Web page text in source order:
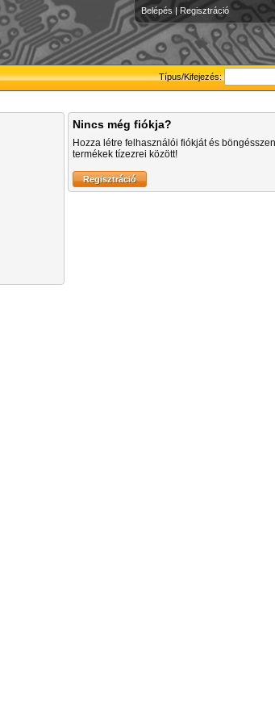
Belépés | Regisztráció
Típus/Kifejezés:
Nincs még fiókja?
Hozza létre felhasználói fiókját és
termékek tízezrei között!